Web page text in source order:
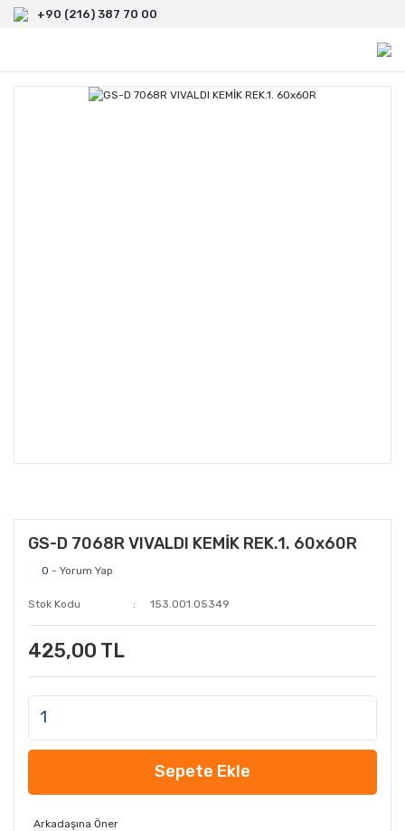
+90 (216) 387 70 00
GS-D 7068R VIVALDI KEMİK REK.1. 60x60R
0 - Yorum Yap
Stok Kodu 153.001.05349
425,00 TL
Sepete Ekle
Arkadaşına Öner